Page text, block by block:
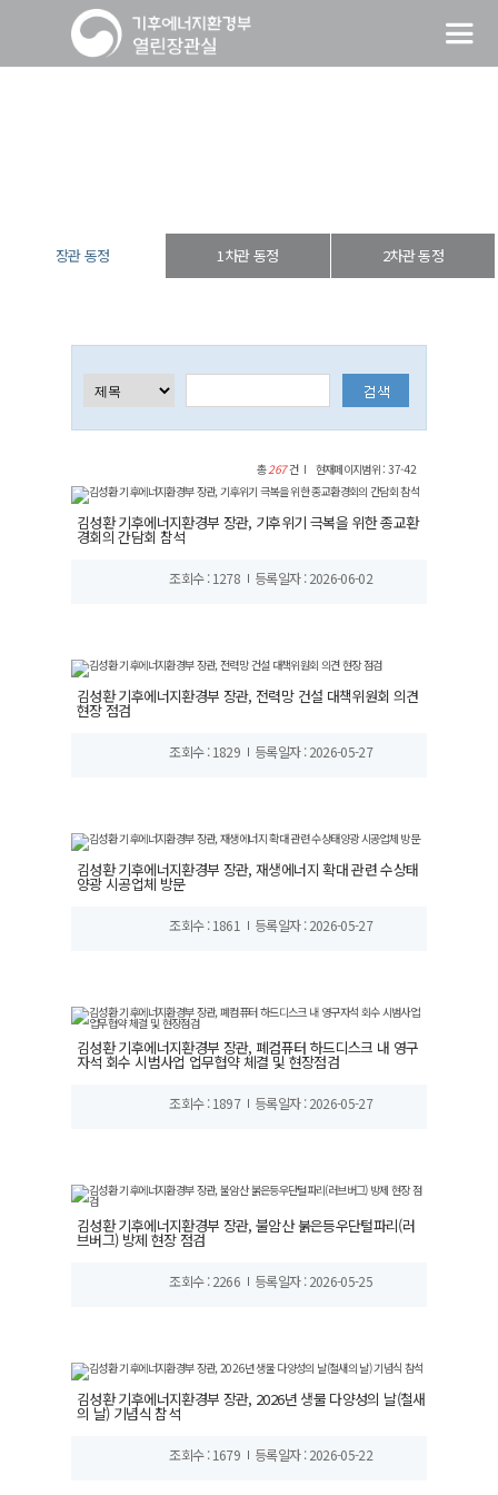
장관 동정 1차관 동정 2차관 동정
총267건 현재페이지범위 : 37-42
김성환 기후에너지환경부 장관, 기후위기 극복을 위한 종교환
경회의 간담회 참석
조회수 : 1278 등록일자 : 2026-06-02
김성환 기후에너지환경부 장관, 전력망 건설 대책위원회 의견
현장 점검
조회수 : 1829 등록일자 : 2026-05-27
김성환 기후에너지환경부 장관, 재생에너지 확대 관련 수상태
양광 시공업체 방문
조회수 : 1861 등록일자 : 2026-05-27
김성환 기후에너지환경부 장관, 폐컴퓨터 하드디스크 내 영구
자석 회수 시범사업 업무협약 체결 및 현장점검
조회수 : 1897 등록일자 : 2026-05-27
김성환 기후에너지환경부 장관, 불암산 붉은등우단털파리(러
브버그) 방제 현장 점검
조회수 : 2266 등록일자 : 2026-05-25
김성환 기후에너지환경부 장관, 2026년 생물 다양성의 날(철새
의 날) 기념식 참석
조회수 : 1679 등록일자 : 2026-05-22